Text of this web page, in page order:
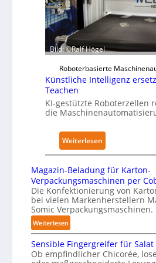
r
P
y
i
c
l
I
m
r
a
n
k
n
h
u
s
z
u
e
A
u
s
w
r
k
n
g
e
n
o
n
P
Bild: ©Ralf Högel
Roboterbasierte
Künstliche Intelligenz
Teachen
KI-gestützte Roboterzellen
die
Weiterlesen:
K
n
s
t
l
c
h
Magazin-Beladung für Karton-
Verpackungsmaschinen per
Die Konfektionierung von
bei vielen Markenherstellern
Somic Verpackungsmaschinen.
Weiterlesen:
M
a
g
Sensible Fingergreifer für Salat
Ob empfindlicher Chicorée,